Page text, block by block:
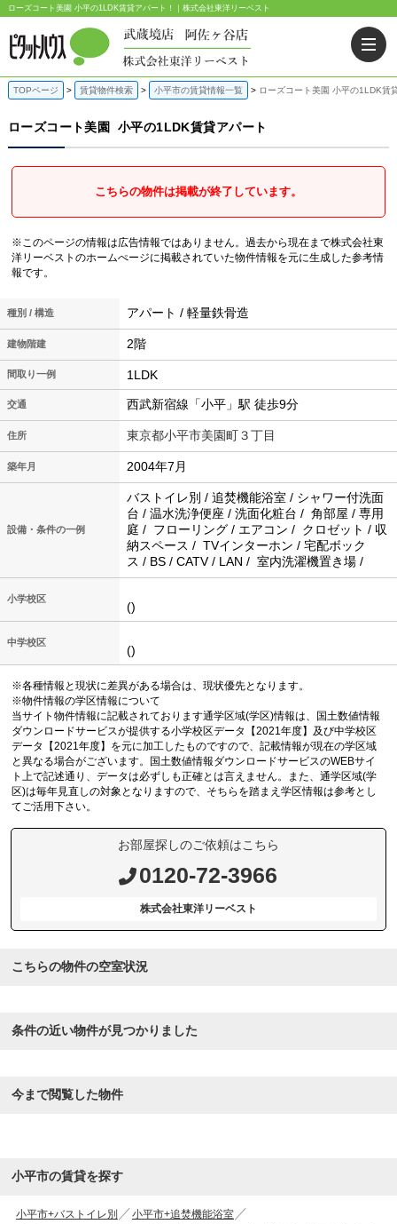
ローズコート美園 小平の1LDK賃貸アパート！｜株式会社東洋リーベスト
TOPページ 賃貸物件検索 小平市の賃貸情報一覧 ローズコート美園 小平の1LDK賃
ローズコート美園 小平の1LDK賃貸アパート
こちらの物件は掲載が終了しています。
※このページの情報は広告情報ではありません。過去から現在まで株式会社東
洋リーベストのホームぺージに掲載されていた物件情報を元に生成した参考情
報です。
種別 / 構造 アパート / 軽量鉄骨造
建物階建 2階
間取り一例 1LDK
交通 西武新宿線「小平」駅 徒歩9分
住所 東京都小平市美園町３丁目
築年月 2004年7月
設備・条件の一例
バストイレ別 / 追焚機能浴室 / シャワー付洗面
台 / 温水洗浄便座 / 洗面化粧台 / 角部屋 / 専用
庭 / フローリング / エアコン / クロゼット / 収
納スペース / TVインターホン / 宅配ボック
ス / BS / CATV / LAN / 室内洗濯機置き場 /
小学校区
()
中学校区
()
※各種情報と現状に差異がある場合は、現状優先となります。
※物件情報の学区情報について
当サイト物件情報に記載されております通学区域(学区)情報は、国土数値情報
ダウンロードサービスが提供する小学校区データ【2021年度】及び中学校区
データ【2021年度】を元に加工したものですので、記載情報が現在の学区域
と異なる場合がございます。国土数値情報ダウンロードサービスのWEBサイ
ト上で記述通り、データは必ずしも正確とは言えません。また、通学区域(学
区)は毎年見直しの対象となりますので、そちらを踏まえ学区情報は参考とし
てご活用下さい。
お部屋探しのご依頼はこちら
0120-72-3966
株式会社東洋リーベスト
こちらの物件の空室状況
条件の近い物件が見つかりました
今まで閲覧した物件
小平市の賃貸を探す
小平市+バストイレ別
小平市+追焚機能浴室